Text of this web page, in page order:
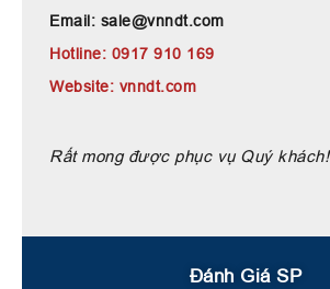
Email: sale@vnndt.com
Hotline: 0917 910 169
Website: vnndt.com
Rất mong được phục vụ Quý khách!
Đánh Giá SP